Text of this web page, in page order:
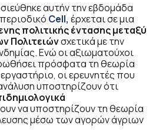
αυτήν την εβδομάδα
Cell, έρχεται σε μια
πολιτικής έντασης μεταξύ
Πολιτειώνσχετικά με την
Ενώ οι αξιωματούχοι
πρόσφατα τη θεωρία
οι ερευνητές που
υποστηρίζουν ότι
να υποστηρίζουν τη θεωρία
μέσω των αγορών άγριων